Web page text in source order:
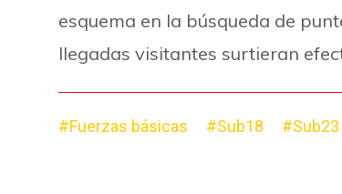
esquema en la búsqueda de
llegadas visitantes surtieran
#Fuerzas básicas #Sub18 #Sub23